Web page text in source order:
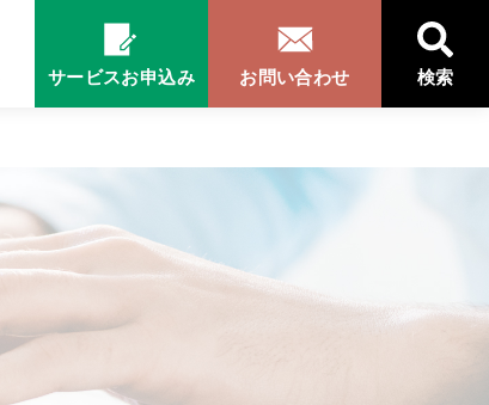
サービスお申込み お問い合わせ 検索